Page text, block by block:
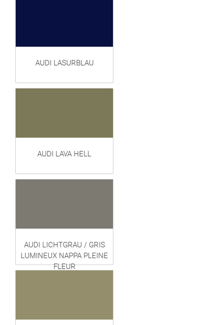
AUDI LASURBLAU
AUDI LAVA HELL
AUDI LICHTGRAU / GRIS
LUMINEUX NAPPA PLEINE
FLEUR